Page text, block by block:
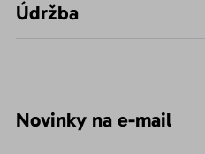
Údržba
Novinky na e-mail